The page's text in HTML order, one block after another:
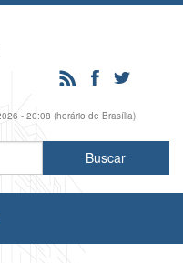
- 20:08 (horário de Brasília)